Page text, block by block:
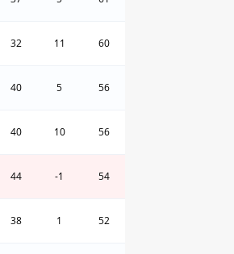
32 11 60
40 5 56
40 10 56
44 -1 54
38 1 52